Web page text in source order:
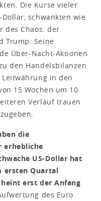
Die Kurse vieler
schwankten wie
des Chaos: der
Trump. Seine
Über-Nacht-Aktionen
den Handelsbilanzen
in den
15 Wochen um 10
Verlauf trauen
die
erhebliche
US-Dollar hat
ersten Quartal
erst der Anfang
des Euro